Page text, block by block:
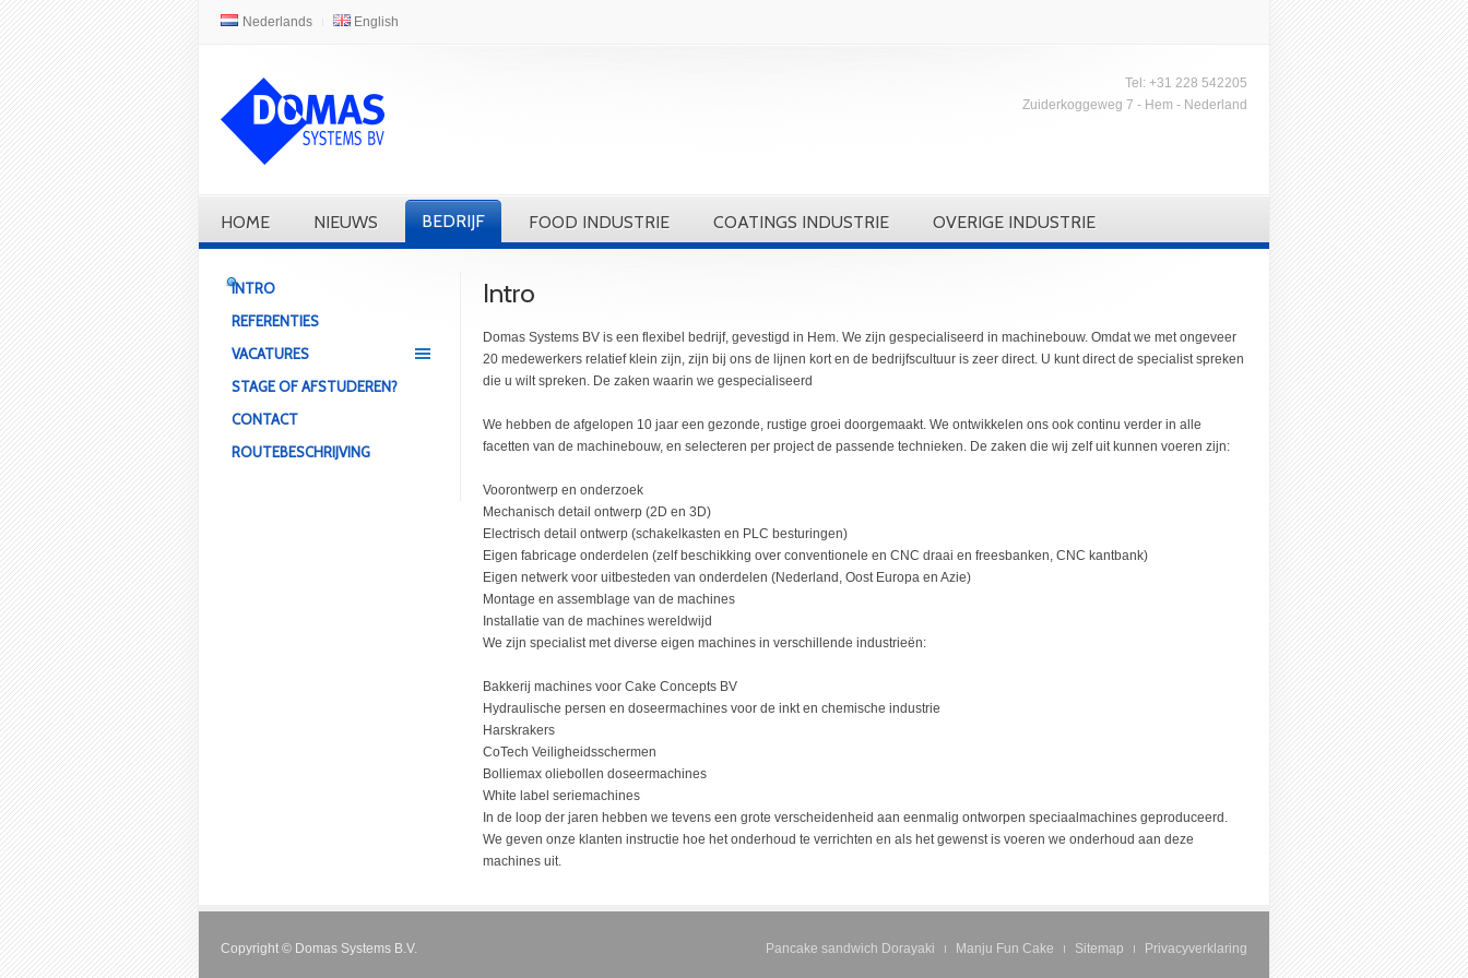
Nederlands English
Tel: +31 228 542205
Zuiderkoggeweg 7 - Hem - Nederland
HOME NIEUWS BEDRIJF FOOD INDUSTRIE COATINGS INDUSTRIE OVERIGE INDUSTRIE
Intro
Domas Systems BV is een flexibel bedrijf, gevestigd in Hem. We zijn gespecialiseerd in machinebouw. Omdat we met ongeveer
20 medewerkers relatief klein zijn, zijn bij ons de lijnen kort en de bedrijfscultuur is zeer direct. U kunt direct de specialist spreken
die u wilt spreken. De zaken waarin we gespecialiseerd
We hebben de afgelopen 10 jaar een gezonde, rustige groei doorgemaakt. We ontwikkelen ons ook continu verder in alle
facetten van de machinebouw, en selecteren per project de passende technieken. De zaken die wij zelf uit kunnen voeren zijn:
Voorontwerp en onderzoek
Mechanisch detail ontwerp (2D en 3D)
Electrisch detail ontwerp (schakelkasten en PLC besturingen)
Eigen fabricage onderdelen (zelf beschikking over conventionele en CNC draai en freesbanken, CNC kantbank)
Eigen netwerk voor uitbesteden van onderdelen (Nederland, Oost Europa en Azie)
Montage en assemblage van de machines
Installatie van de machines wereldwijd
We zijn specialist met diverse eigen machines in verschillende industrieën:
Bakkerij machines voor Cake Concepts BV
Hydraulische persen en doseermachines voor de inkt en chemische industrie
Harskrakers
CoTech Veiligheidsschermen
Bolliemax oliebollen doseermachines
White label seriemachines
In de loop der jaren hebben we tevens een grote verscheidenheid aan eenmalig ontworpen speciaalmachines geproduceerd.
We geven onze klanten instructie hoe het onderhoud te verrichten en als het gewenst is voeren we onderhoud aan deze
machines uit.
INTRO
REFERENTIES
VACATURES
STAGE OF AFSTUDEREN?
CONTACT
ROUTEBESCHRIJVING
Copyright © Domas Systems B.V. Pancake sandwich Dorayaki Manju Fun Cake Sitemap Privacyverklaring